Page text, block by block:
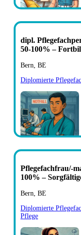
dipl.
50-100% –
Bern, BE
Diplomierte
Pflegefachfrau/-
100% –
Bern, BE
Diplomierte
Pflege